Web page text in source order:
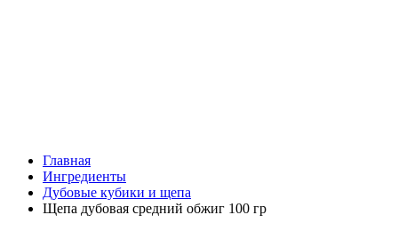
Главная
Ингредиенты
Дубовые кубики и щепа
Щепа дубовая средний обжиг 100 гр